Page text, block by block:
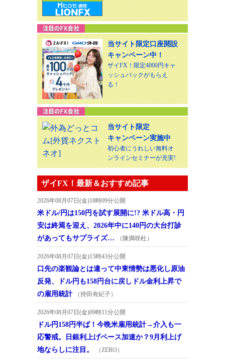
当サイト限定口座開設
キャンペーン中！
ザイFX！限定4000円キャ
ッシュバックがもらえ
る！
当サイト限定
キャンペーン実施中
初心者にうれしい無料オ
ンラインセミナーが充実!
ザイFX！最新＆おすすめ記事
2026年08月07日(金)18時09分公開
米ドル/円は150円を試す展開に!? 米ドル高・円
安は終焉を迎え、2026年中に140円の大台打診
があってもサプライズ…
（陳満咲杜）
2026年08月07日(金)15時43分公開
口先の楽観論とは違って中東情勢は悪化し原油
反発、ドル円も158円台に戻しドル金利上昇で
の雇用統計
（持田有紀子）
2026年08月07日(金)09時11分公開
ドル円158円半ば！今晩米雇用統計→介入も一
応警戒。日銀利上げペース加速か？9月利上げ
地ならしに注目。
（ZERO）